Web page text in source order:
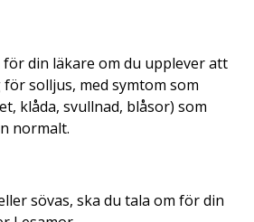
för din läkare om du upplever att
solljus, med symtom som
klåda, svullnad, blåsor) som
normalt.
sövas, ska du tala om för din